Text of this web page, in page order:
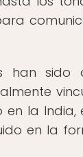
han sido
la
en la